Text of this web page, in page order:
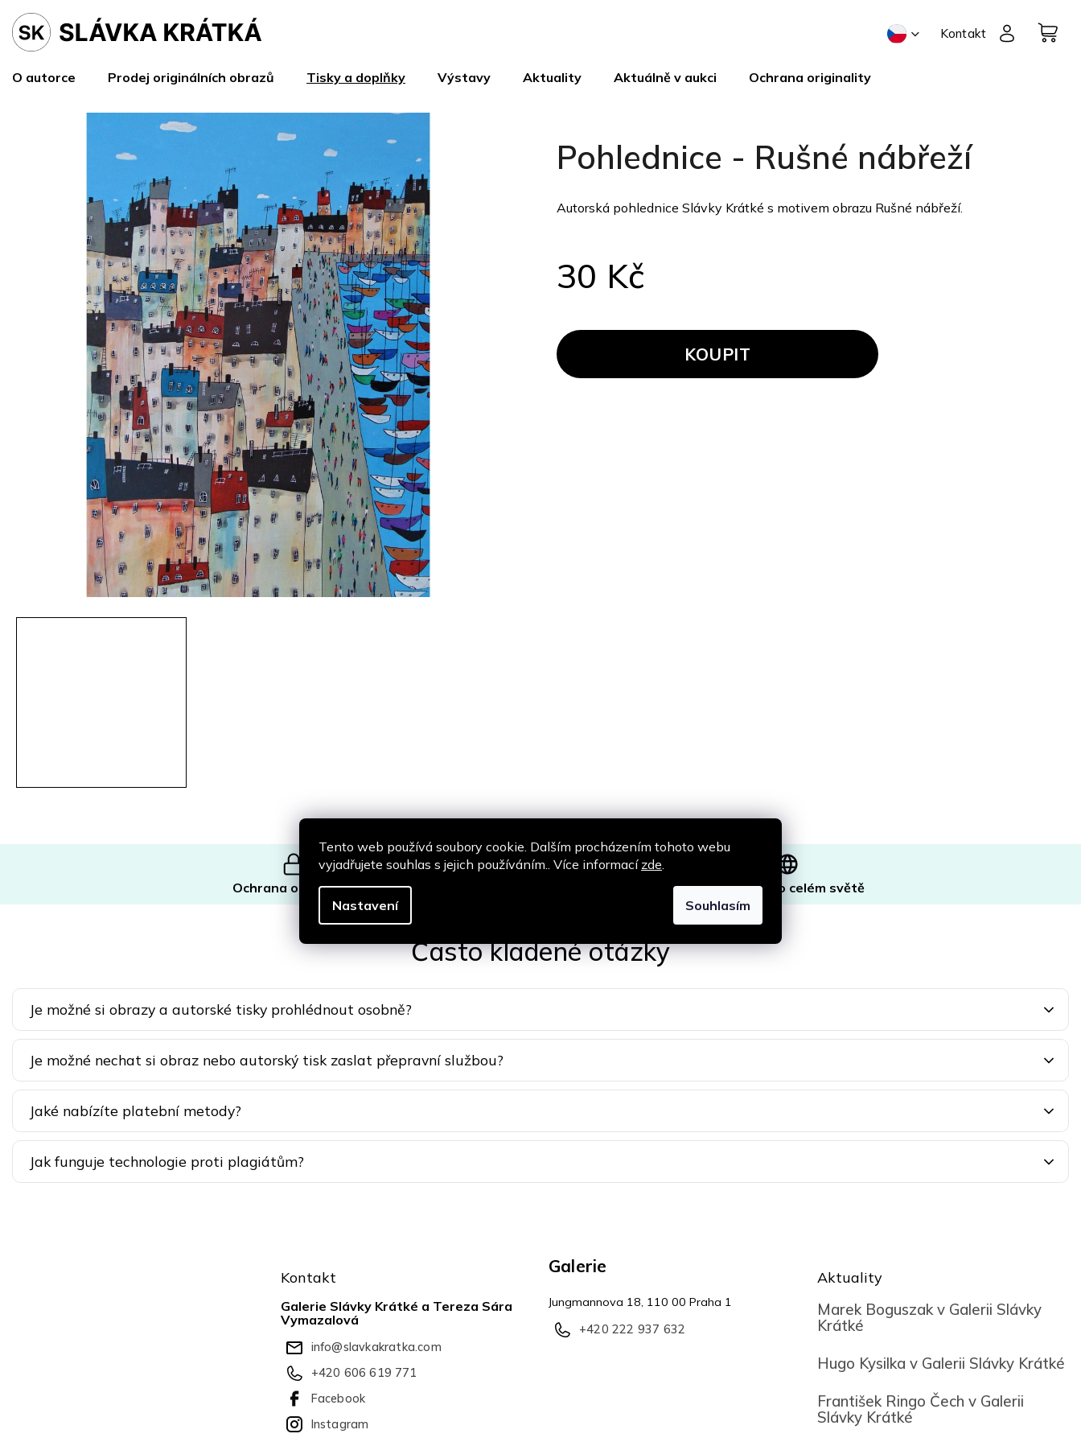
Tento web používá soubory cookie. Dalším procházením tohoto webu
vyjadřujete souhlas s jejich používáním.. Více informací zde.
Nastavení Souhlasím
na
obsah
Kontakt
O autorce Prodej originálních obrazů Tisky a doplňky Výstavy Aktuality Aktuálně v aukci Ochrana originality
Pohlednice - Rušné nábřeží
30 Kč
cena:
KOUPIT
Autorská pohlednice Slávky Krátké s motivem obrazu Rušné nábřeží.
Ochrana originality Zasíláme po celém světě
Často kladené otázky
Je možné si obrazy a autorské tisky prohlédnout osobně?
Je možné nechat si obraz nebo autorský tisk zaslat přepravní službou?
Jaké nabízíte platební metody?
Jak funguje technologie proti plagiátům?
Kontakt
Galerie Slávky Krátké a Tereza Sára
Vymazalová
info@slavkakratka.com
+420 606 619 771
Facebook
Instagram
Galerie
Jungmannova 18, 110 00 Praha 1
+420 222 937 632
Aktuality
Marek Boguszak v Galerii Slávky
Krátké
Hugo Kysilka v Galerii Slávky Krátké
František Ringo Čech v Galerii
Slávky Krátké